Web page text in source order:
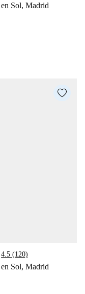
Sol, Madrid
4.5 (120)
Sol, Madrid